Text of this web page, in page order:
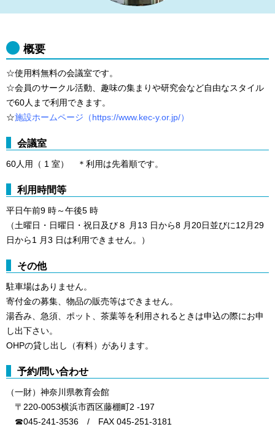
概要
☆使用料無料の会議室です。
☆会員のサークル活動、趣味の集まりや研究会など自由なスタイル
で60人まで利用できます。
☆施設ホームページ（https://www.kec-y.or.jp/）
会議室
60人用（ 1 室） ＊利用は先着順です。
利用時間等
平日午前9 時～午後5 時
（土曜日・日曜日・祝日及び８ 月13 日から8 月20日並びに12月29
日から1 月3 日は利用できません。）
その他
駐車場はありません。
寄付金の募集、物品の販売等はできません。
湯呑み、急須、ポット、茶葉等を利用されるときは申込の際にお申
し出下さい。
OHPの貸し出し（有料）があります。
予約/問い合わせ
（一財）神奈川県教育会館
〒220-0053横浜市西区藤棚町2 -197
☎045-241-3536 / FAX 045-251-3181